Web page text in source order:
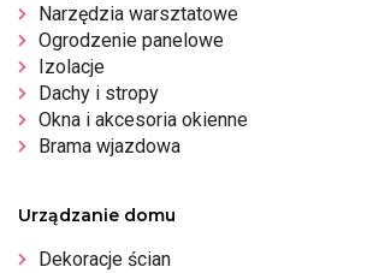
Narzędzia warsztatowe
Ogrodzenie panelowe
Izolacje
Dachy i stropy
Okna i akcesoria okienne
Brama wjazdowa
Urządzanie domu
Dekoracje ścian